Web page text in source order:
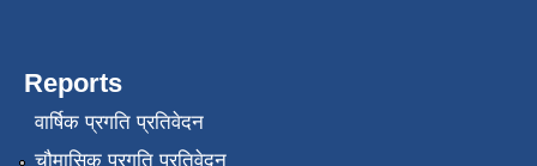
Reports
वार्षिक प्रगति प्रतिवेदन
चौमासिक प्रगति प्रतिवेदन